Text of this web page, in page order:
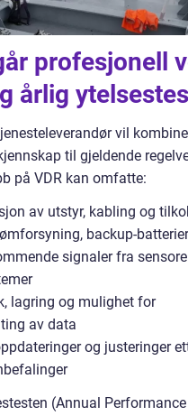
profesjonell
årlig
vil
til gjeldende
på VDR kan omfatte:
av utstyr, kabling og
backup-
signaler fra
lagring og mulighet for
av data
og justeringer
(Annual